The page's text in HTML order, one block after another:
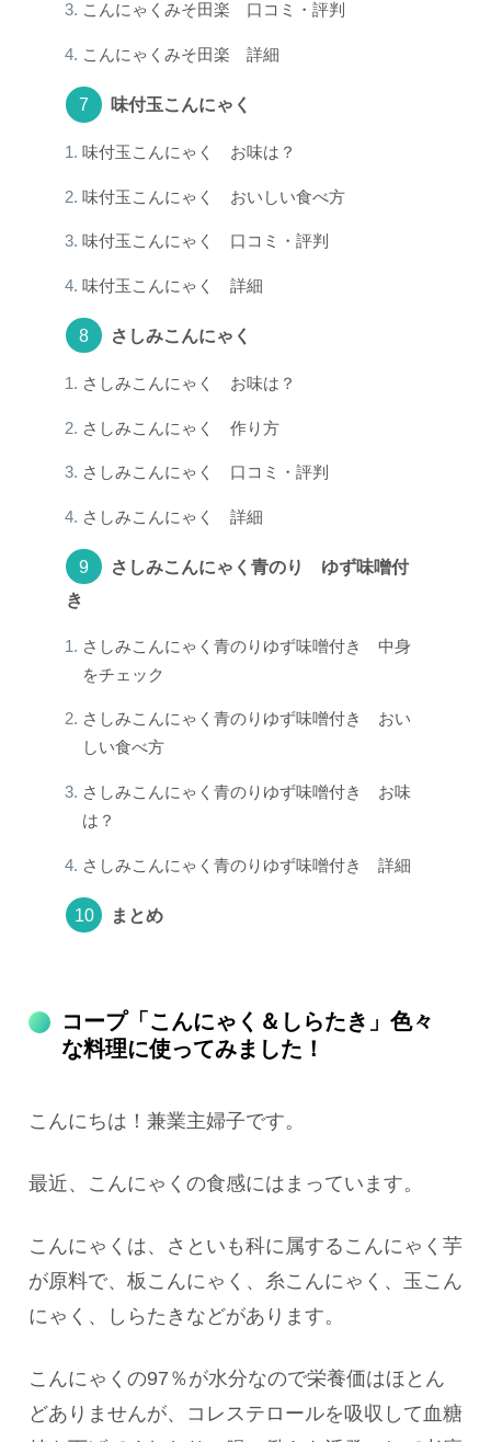
こんにゃくみそ田楽 口コミ・評判
こんにゃくみそ田楽 詳細
味付玉こんにゃく
味付玉こんにゃく お味は？
味付玉こんにゃく おいしい食べ方
味付玉こんにゃく 口コミ・評判
味付玉こんにゃく 詳細
さしみこんにゃく
さしみこんにゃく お味は？
さしみこんにゃく 作り方
さしみこんにゃく 口コミ・評判
さしみこんにゃく 詳細
さしみこんにゃく青のり ゆず味噌付
き
さしみこんにゃく青のりゆず味噌付き 中身
をチェック
さしみこんにゃく青のりゆず味噌付き おい
しい食べ方
さしみこんにゃく青のりゆず味噌付き お味
は？
さしみこんにゃく青のりゆず味噌付き 詳細
まとめ
コープ「こんにゃく＆しらたき」色々
な料理に使ってみました！
こんにちは！兼業主婦子です。
最近、こんにゃくの食感にはまっています。
こんにゃくは、さといも科に属するこんにゃく芋
が原料で、板こんにゃく、糸こんにゃく、玉こん
にゃく、しらたきなどがあります。
こんにゃくの97％が水分なので栄養価はほとん
どありませんが、コレステロールを吸収して血糖